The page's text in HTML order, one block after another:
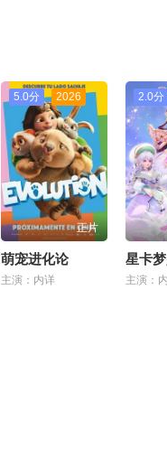
5.0分 2026
正片
萌宠进化论
主演：内详
2.0分
主演：